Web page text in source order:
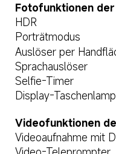
Fotofunktionen
HDR
Porträtmodus
Auslöser per
Sprachauslöser
Selfie-Timer
Display-
Videofunktionen
Videoaufnahme mit